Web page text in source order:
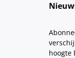
hoogte